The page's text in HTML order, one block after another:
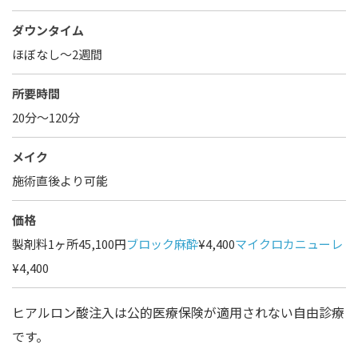
ダウンタイム
ほぼなし〜2週間
所要時間
20分～120分
メイク
施術直後より可能
価格
製剤料1ヶ所45,100円ブロック麻酔¥4,400マイクロカニューレ
¥4,400
ヒアルロン酸注入は公的医療保険が適用されない自由診療
です。